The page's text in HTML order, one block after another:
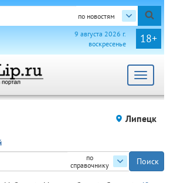
по новостям
18+
9 августа 2026 г.
воскресенье
Toggle
Липецк
по
справочнику